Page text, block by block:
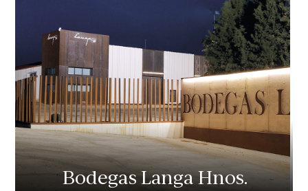
Bodegas Langa Hnos.